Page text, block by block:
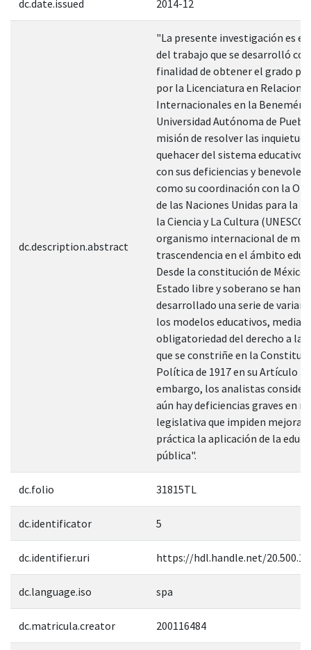
dc.date.issued 2014-12
dc.description.abstract
"La presente investigación es el
del trabajo que se desarrolló
finalidad de obtener el grado
por la Licenciatura en
Internacionales en la
Universidad Autónoma de
misión de resolver las
quehacer del sistema educativo
con sus deficiencias y
como su coordinación con la
de las Naciones Unidas para la
la Ciencia y La Cultura
organismo internacional de
trascendencia en el ámbito
Desde la constitución de México
Estado libre y soberano se han
desarrollado una serie de
los modelos educativos,
obligatoriedad del derecho a la
que se constriñe en la
Política de 1917 en su Artículo
embargo, los analistas
aún hay deficiencias graves en
legislativa que impiden mejorar
práctica la aplicación de la
pública".
dc.folio 31815TL
dc.identificator 5
dc.identifier.uri https://hdl.handle.net/
dc.language.iso spa
dc.matricula.creator 200116484